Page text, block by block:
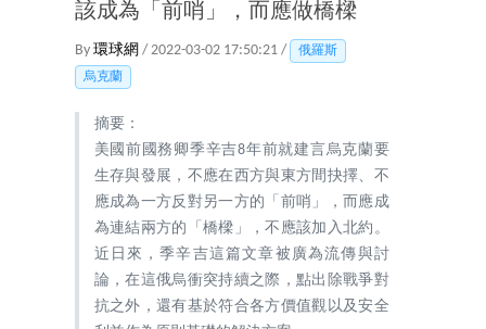
該成為「前哨」，而應做橋樑
By 環球網 / 2022-03-02 17:50:21 /
俄羅斯
烏克蘭
摘要：
美國前國務卿季辛吉8年前就建言烏克蘭要
生存與發展，不應在西方與東方間抉擇、不
應成為一方反對另一方的「前哨」，而應成
為連結兩方的「橋樑」，不應該加入北約。
近日來，季辛吉這篇文章被廣為流傳與討
論，在這俄烏衝突持續之際，點出除戰爭對
抗之外，還有基於符合各方價值觀以及安全